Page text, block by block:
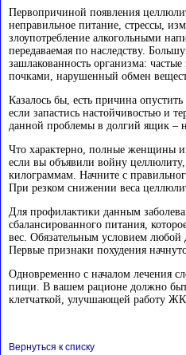
Первопричиной появления
неправильное питание, стрессы,
злоупотребление алкогольными
передаваемая по наследству.
зашлакованность организма:
почками, нарушенный обмен
Казалось бы, есть причина
если запастись настойчивостью и
данной проблемы в долгий ящик –
Что характерно, полные женщины
если вы объявили войну
килограммам. Начните с
При резком снижении веса
Для профилактики данным
сбалансированного питания,
вес. Обязательным условием любой
Первые признаки похудения
Одновременно с началом лечения
пищи. В вашем рационе должно
клетчаткой, улучшающей работу
Вернуться к списку